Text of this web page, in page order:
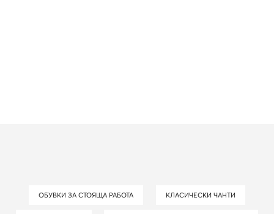
ОБУВКИ ЗА СТОЯЩА РАБОТА КЛАСИЧЕСКИ ЧАНТИ